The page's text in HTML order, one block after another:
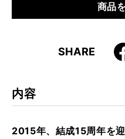
商品
SHARE
k
内容
2015年、結成15周年を